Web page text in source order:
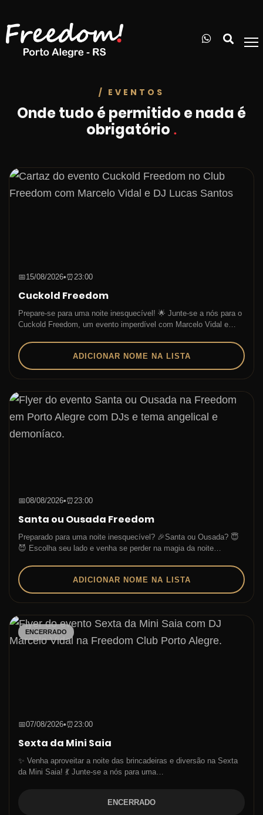
/ EVENTOS
Onde tudo é permitido e nada é
obrigatório .
📅15/08/2026•⏰23:00
Cuckold Freedom
Prepare-se para uma noite inesquecível! 🌟 Junte-se a nós para o
Cuckold Freedom, um evento imperdível com Marcelo Vidal e…
ADICIONAR NOME NA LISTA
📅08/08/2026•⏰23:00
Santa ou Ousada Freedom
Preparado para uma noite inesquecível? 🎉Santa ou Ousada? 😇
😈 Escolha seu lado e venha se perder na magia da noite…
ADICIONAR NOME NA LISTA
ENCERRADO
📅07/08/2026•⏰23:00
Sexta da Mini Saia
✨ Venha aproveitar a noite das brincadeiras e diversão na Sexta
da Mini Saia! 💃 Junte-se a nós para uma…
ENCERRADO